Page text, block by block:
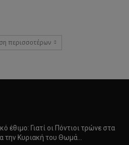
περισσοτέρων
έθιμο: Γιατί οι Πόντιοι τρώνε στα
την Κυριακή του Θωμά…